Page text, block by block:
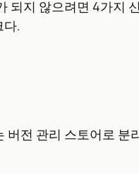
되지 않으려면 4가지
.
전 관리 스토어로 분